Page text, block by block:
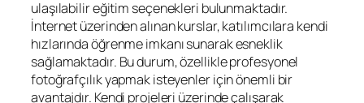
ulaşılabilir eğitim seçenekleri bulunmaktadır.
İnternet üzerinden alınan kurslar, katılımcılara kendi
hızlarında öğrenme imkanı sunarak esneklik
sağlamaktadır. Bu durum, özellikle profesyonel
fotoğrafçılık yapmak isteyenler için önemli bir
avantajdır. Kendi projeleri üzerinde çalışarak